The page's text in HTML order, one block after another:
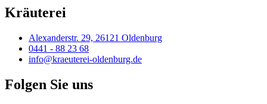
Kräuterei
Alexanderstr. 29, 26121 Oldenburg
0441 - 88 23 68
info@kraeuterei-oldenburg.de
Folgen Sie uns